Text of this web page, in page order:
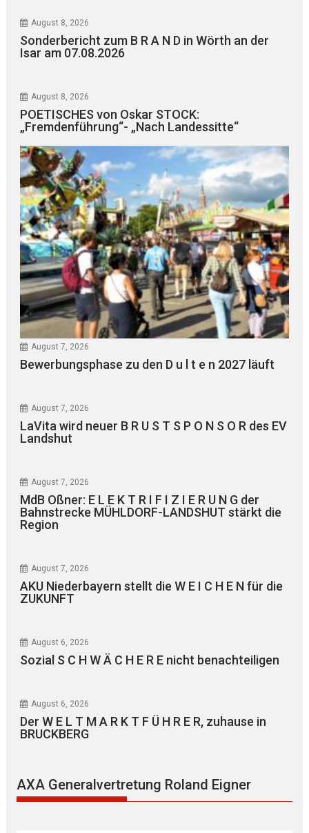
August 8, 2026
Sonderbericht zum B R A N D in Wörth an der
Isar am 07.08.2026
August 8, 2026
POETISCHES von Oskar STOCK:
„Fremdenführung“- „Nach Landessitte“
August 7, 2026
Bewerbungsphase zu den D u l t e n 2027 läuft
August 7, 2026
LaVita wird neuer B R U S T S P O N S O R des EV
Landshut
August 7, 2026
MdB Oßner: E L E K T R I F I Z I E R U N G der
Bahnstrecke MÜHLDORF-LANDSHUT stärkt die
Region
August 7, 2026
AKU Niederbayern stellt die W E I C H E N für die
ZUKUNFT
August 6, 2026
Sozial S C H W Ä C H E R E nicht benachteiligen
August 6, 2026
Der W E L T M A R K T F Ü H R E R, zuhause in
BRUCKBERG
AXA Generalvertretung Roland Eigner